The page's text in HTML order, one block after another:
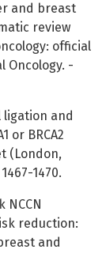
and breast
review
official
Oncology. -
ligation and
or BRCA2
(London,
1470.
reduction:
and